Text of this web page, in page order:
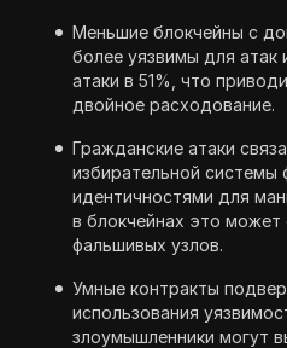
Меньшие блокчейны с
более уязвимы для атак
атаки в 51%, что
двойное расходование.
Гражданские атаки
избирательной системы
идентичностями для
в блокчейнах это может
фальшивых узлов.
Умные контракты
использования
злоумышленники могут